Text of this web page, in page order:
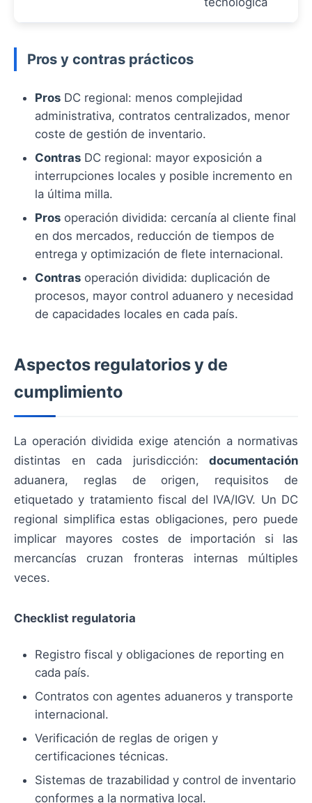
Pros y contras prácticos
Pros DC regional: menos complejidad
administrativa, contratos centralizados, menor
coste de gestión de inventario.
Contras DC regional: mayor exposición a
interrupciones locales y posible incremento en
la última milla.
Pros operación dividida: cercanía al cliente final
en dos mercados, reducción de tiempos de
entrega y optimización de flete internacional.
Contras operación dividida: duplicación de
procesos, mayor control aduanero y necesidad
de capacidades locales en cada país.
Aspectos regulatorios y de
cumplimiento
La operación dividida exige atención a normativas
distintas en cada jurisdicción: documentación
aduanera, reglas de origen, requisitos de
etiquetado y tratamiento fiscal del IVA/IGV. Un DC
regional simplifica estas obligaciones, pero puede
implicar mayores costes de importación si las
mercancías cruzan fronteras internas múltiples
veces.
Checklist regulatoria
Registro fiscal y obligaciones de reporting en
cada país.
Contratos con agentes aduaneros y transporte
internacional.
Verificación de reglas de origen y
certificaciones técnicas.
Sistemas de trazabilidad y control de inventario
conformes a la normativa local.